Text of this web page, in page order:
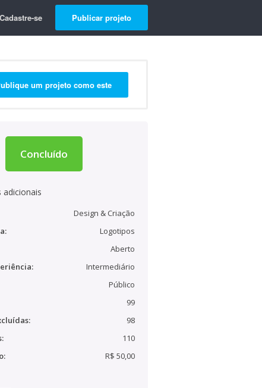
Cadastre-se Publicar projeto
um projeto como este
Concluído
Design & Criação
Logotipos
Aberto
Intermediário
Público
99
98
110
R$ 50,00